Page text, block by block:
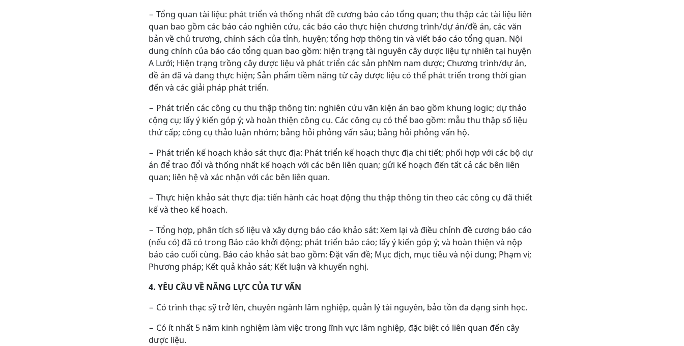
− Tổng quan tài liệu: phát triển và thống nhất đề cương báo cáo tổng quan; thu thập các tài liệu liên
quan bao gồm các báo cáo nghiên cứu, các báo cáo thực hiện chương trình/dự án/đề án, các văn
bản về chủ trương, chính sách của tỉnh, huyện; tổng hợp thông tin và viết báo cáo tổng quan. Nội
dung chính của báo cáo tổng quan bao gồm: hiện trạng tài nguyên cây dược liệu tự nhiên tại huyện
A Lưới; Hiện trạng trồng cây dược liệu và phát triển các sản phNm nam dược; Chương trình/dự án,
đề án đã và đang thực hiện; Sản phẩm tiềm năng từ cây dược liệu có thể phát triển trong thời gian
đến và các giải pháp phát triển.
− Phát triển các công cụ thu thập thông tin: nghiên cứu văn kiện án bao gồm khung logic; dự thảo
cộng cụ; lấy ý kiến góp ý; và hoàn thiện công cụ. Các công cụ có thể bao gồm: mẫu thu thập số liệu
thứ cấp; công cụ thảo luận nhóm; bảng hỏi phỏng vấn sâu; bảng hỏi phỏng vấn hộ.
− Phát triển kế hoạch khảo sát thực địa: Phát triển kế hoạch thực địa chi tiết; phối hợp với các bộ dự
án để trao đổi và thống nhất kế hoạch với các bên liên quan; gửi kế hoạch đến tất cả các bên liên
quan; liên hệ và xác nhận với các bên liên quan.
− Thực hiện khảo sát thực địa: tiến hành các hoạt động thu thập thông tin theo các công cụ đã thiết
kế và theo kế hoạch.
− Tổng hợp, phân tích số liệu và xây dựng báo cáo khảo sát: Xem lại và điều chỉnh đề cương báo cáo
(nếu có) đã có trong Báo cáo khởi động; phát triển báo cáo; lấy ý kiến góp ý; và hoàn thiện và nộp
báo cáo cuối cùng. Báo cáo khảo sát bao gồm: Đặt vấn đề; Mục địch, mục tiêu và nội dung; Phạm vi;
Phương pháp; Kết quả khảo sát; Kết luận và khuyến nghị.
4. YÊU CẦU VỀ NĂNG LỰC CỦA TƯ VẤN
− Có trình thạc sỹ trở lên, chuyên ngành lâm nghiệp, quản lý tài nguyên, bảo tồn đa dạng sinh học.
− Có ít nhất 5 năm kinh nghiệm làm việc trong lĩnh vực lâm nghiệp, đặc biệt có liên quan đến cây
dược liệu.